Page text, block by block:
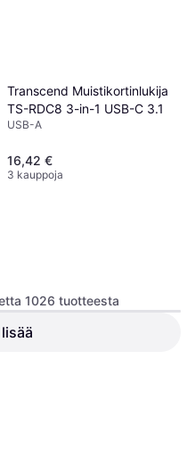
Transcend Muistikortinlukija
TS-RDC8 3-in-1 USB-C 3.1
USB-A
16,42 €
3 kauppoja
1026 tuotteesta